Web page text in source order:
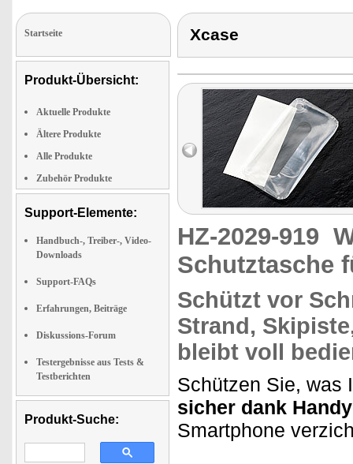
Startseite
Produkt-Übersicht:
Aktuelle Produkte
Ältere Produkte
Alle Produkte
Zubehör Produkte
Support-Elemente:
Handbuch-, Treiber-, Video-
Downloads
Support-FAQs
Erfahrungen, Beiträge
Diskussions-Forum
Testergebnisse aus Tests &
Testberichten
Produkt-Suche:
Xcase
HZ-2029-919
Schutztasche
Schützt vor
Strand,
bleibt voll
Schützen Sie, was
sicher dank
Smartphone